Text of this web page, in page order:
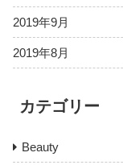
2019年9月
2019年8月
カテゴリー
Beauty